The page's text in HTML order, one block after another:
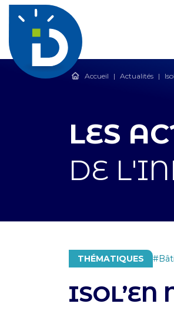
Accueil | Actualités |
LES
DE
THÉMATIQUES
ISOL’EN